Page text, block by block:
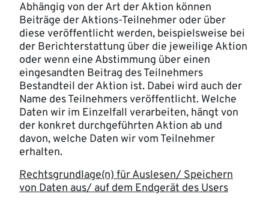
Abhängig von der Art der Aktion können
Beiträge der Aktions-Teilnehmer oder über
diese veröffentlicht werden, beispielsweise bei
der Berichterstattung über die jeweilige Aktion
oder wenn eine Abstimmung über einen
eingesandten Beitrag des Teilnehmers
Bestandteil der Aktion ist. Dabei wird auch der
Name des Teilnehmers veröffentlicht. Welche
Daten wir im Einzelfall verarbeiten, hängt von
der konkret durchgeführten Aktion ab und
davon, welche Daten wir vom Teilnehmer
erhalten.
Rechtsgrundlage(n) für Auslesen/ Speichern
von Daten aus/ auf dem Endgerät des Users